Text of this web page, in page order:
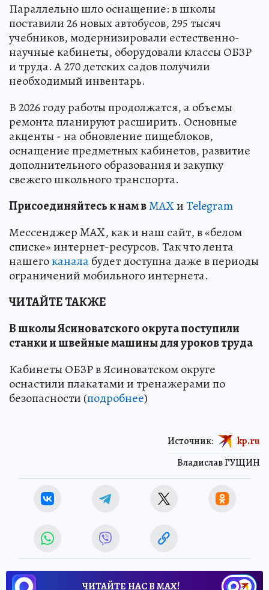
Параллельно шло оснащение: в школы
поставили 26 новых автобусов, 295 тысяч
учебников, модернизировали естественно-
научные кабинеты, оборудовали классы ОБЗР
и труда. А 270 детских садов получили
необходимый инвентарь.
В 2026 году работы продолжатся, а объемы
ремонта планируют расширить. Основные
акценты - на обновление пищеблоков,
оснащение предметных кабинетов, развитие
дополнительного образования и закупку
свежего школьного транспорта.
Присоединяйтесь к нам вMAXиTelegram
Мессенджер MAX, как и наш сайт, в «белом
списке» интернет-ресурсов. Так что лента
нашегоканалабудет доступна даже в периоды
ограничений мобильного интернета.
ЧИТАЙТЕ ТАКЖЕ
В школы Ясиноватского округа поступили
станки и швейные машины для уроков труда
Кабинеты ОБЗР в Ясиноватском округе
оснастили плакатами и тренажерами по
безопасности (подробнее)
Владислав ГУЩИН
Источник: kp.ru
ЧИТАЙТЕ НАС В МАХ!